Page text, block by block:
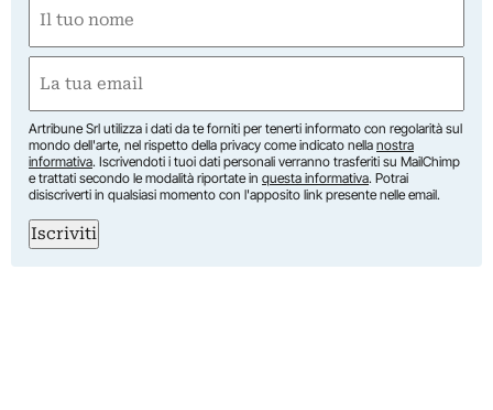
(Required)
First
(Required)
Artribune Srl utilizza i dati da te forniti per tenerti informato con regolarità sul
mondo dell'arte, nel rispetto della privacy come indicato nella nostra
informativa. Iscrivendoti i tuoi dati personali verranno trasferiti su MailChimp
e trattati secondo le modalità riportate in questa informativa. Potrai
disiscriverti in qualsiasi momento con l'apposito link presente nelle email.
Iscriviti